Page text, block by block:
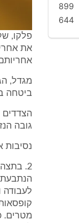
899
644
פלקו,
את
מגדל,
ביטחה
גובה
נסיבות
לעבודה